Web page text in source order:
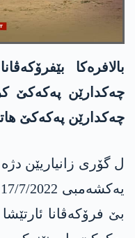
بالافرەکا
چەکدارێن پەکەکێ
ل گۆری زانیاریێن دژە
بێ فرۆکەڤانا